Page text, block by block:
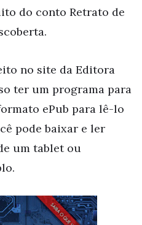
do conto Retrato de
no site da Editora
ter um programa para
ePub para lê-lo
pode baixar e ler
um tablet ou